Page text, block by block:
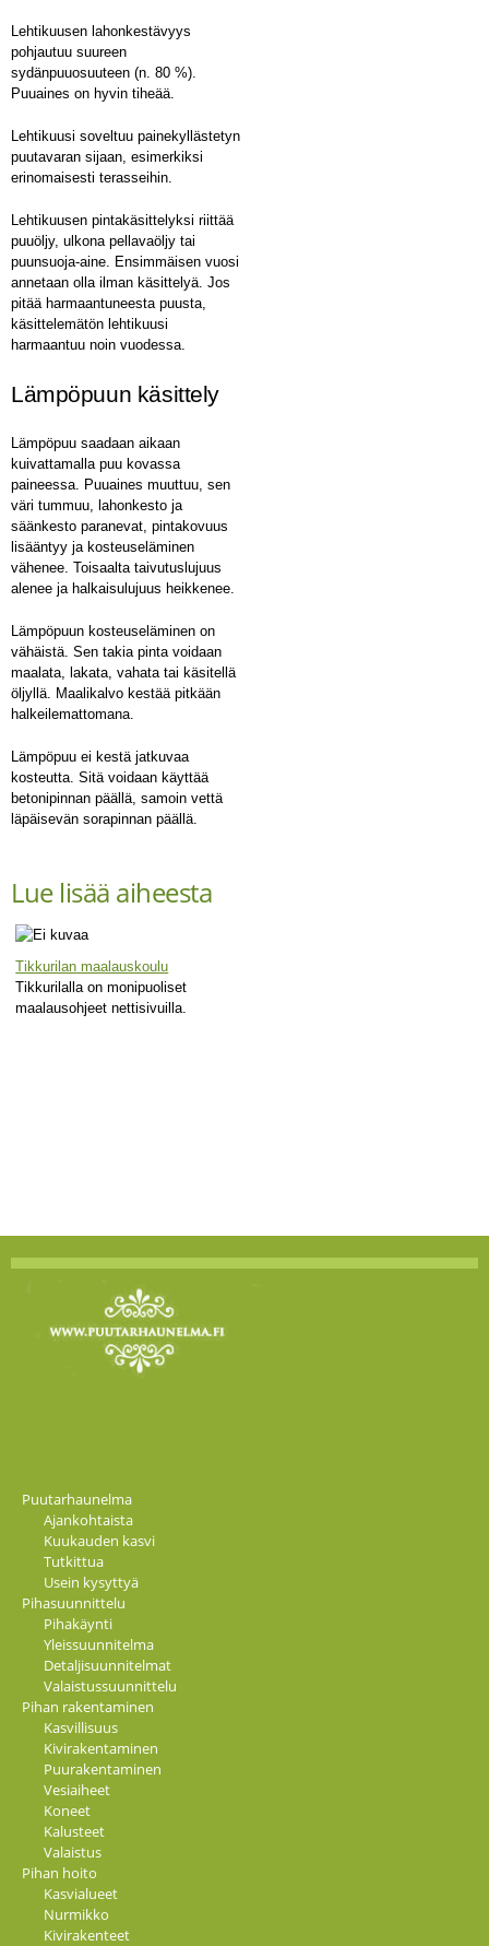
Lehtikuusen lahonkestävyys
pohjautuu suureen
sydänpuuosuuteen (n. 80 %).
Puuaines on hyvin tiheää.
Lehtikuusi soveltuu painekyllästetyn
puutavaran sijaan, esimerkiksi
erinomaisesti terasseihin.
Lehtikuusen pintakäsittelyksi riittää
puuöljy, ulkona pellavaöljy tai
puunsuoja-aine. Ensimmäisen vuosi
annetaan olla ilman käsittelyä. Jos
pitää harmaantuneesta puusta,
käsittelemätön lehtikuusi
harmaantuu noin vuodessa.
Lämpöpuun käsittely
Lämpöpuu saadaan aikaan
kuivattamalla puu kovassa
paineessa. Puuaines muuttuu, sen
väri tummuu, lahonkesto ja
säänkesto paranevat, pintakovuus
lisääntyy ja kosteuseläminen
vähenee. Toisaalta taivutuslujuus
alenee ja halkaisulujuus heikkenee.
Lämpöpuun kosteuseläminen on
vähäistä. Sen takia pinta voidaan
maalata, lakata, vahata tai käsitellä
öljyllä. Maalikalvo kestää pitkään
halkeilemattomana.
Lämpöpuu ei kestä jatkuvaa
kosteutta. Sitä voidaan käyttää
betonipinnan päällä, samoin vettä
läpäisevän sorapinnan päällä.
Lue lisää aiheesta
Tikkurilan maalauskoulu
Tikkurilalla on monipuoliset
maalausohjeet nettisivuilla.
Puutarhaunelma
Ajankohtaista
Kuukauden kasvi
Tutkittua
Usein kysyttyä
Pihasuunnittelu
Pihakäynti
Yleissuunnitelma
Detaljisuunnitelmat
Valaistussuunnittelu
Pihan rakentaminen
Kasvillisuus
Kivirakentaminen
Puurakentaminen
Vesiaiheet
Koneet
Kalusteet
Valaistus
Pihan hoito
Kasvialueet
Nurmikko
Kivirakenteet